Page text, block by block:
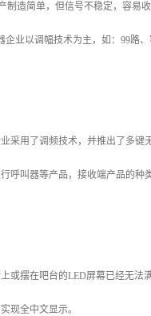
制造简单，但信号不稳定，容易
业以调幅技术为主，如：99路
采用了调频技术，并推出了多键
呼叫器等产品，接收端产品的种
或摆在吧台的LED屏幕已经无法
现全中文显示。